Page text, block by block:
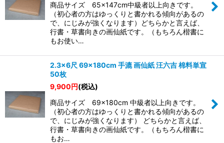
絞り込む
商品サイズ 65×147cm中級者以上向きです。
（初心者の方はゆっくりと書かれる傾向があるの
で、にじみが強くなります）どちらかと言えば、
行書・草書向きの画仙紙です。（もちろん楷書に
もお使い…
2.3×6尺 69×180cm 手漉 画仙紙 汪六吉 棉料単宣
50枚
9,900円(税込)
商品サイズ 69×180cm 中級者以上向きです。
（初心者の方はゆっくりと書かれる傾向があるの
で、にじみが強くなります） どちらかと言えば、
行書・草書向きの画仙紙です。（もちろん楷書に
もお…